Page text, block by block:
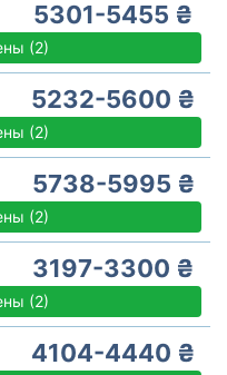
5301-5455 ₴
(2)
5232-5600 ₴
(2)
5738-5995 ₴
(2)
3197-3300 ₴
(2)
4104-4440 ₴